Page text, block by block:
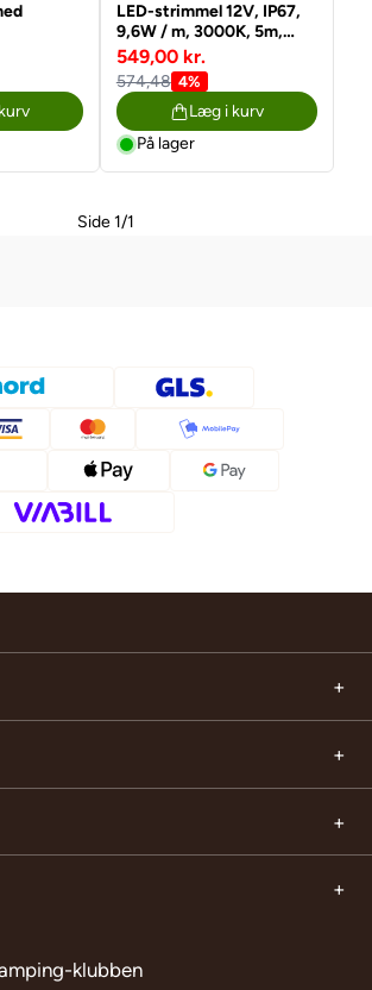
LED-strimmel 12V, IP67,
9,6W / m, 3000K, 5m,
med 1 m tilslutningskabel
549,00 kr.
574,48 4%
Læg i kurv
På lager
Side 1/1
klubben